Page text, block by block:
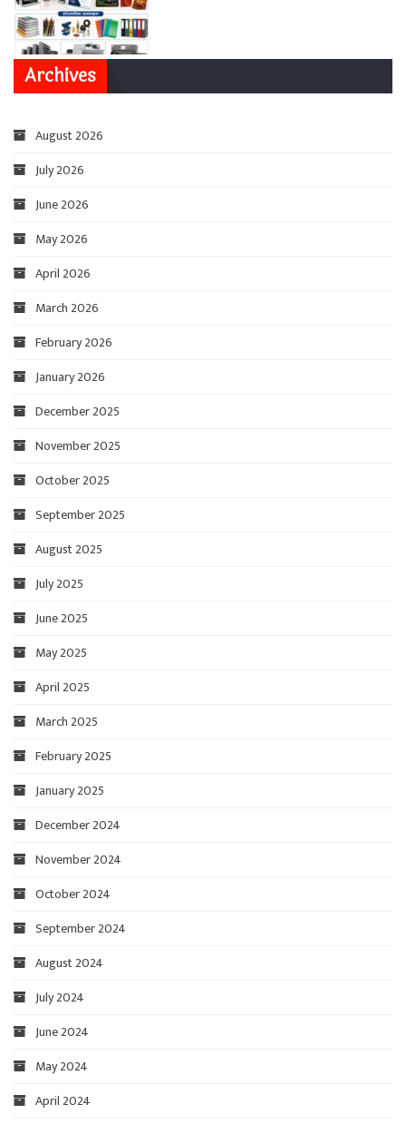
Archives
August 2026
July 2026
June 2026
May 2026
April 2026
March 2026
February 2026
January 2026
December 2025
November 2025
October 2025
September 2025
August 2025
July 2025
June 2025
May 2025
April 2025
March 2025
February 2025
January 2025
December 2024
November 2024
October 2024
September 2024
August 2024
July 2024
June 2024
May 2024
April 2024